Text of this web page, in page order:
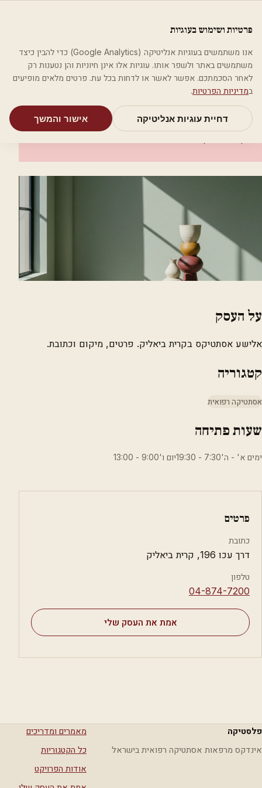
מאמריםקטגוריותחיפושאודות
בית קטגוריות אסתטיקה רפואית אלישע אסתטיקס
אסתטיקה רפואית
אלישע אסתטיקס
על העסק
אלישע אסתטיקס בקרית ביאליק. פרטים, מיקום וכתובת.
קטגוריה
אסתטיקה רפואית
שעות פתיחה
ימים א' - ה'7:30 - 19:30יום ו'9:00 - 13:00
פרטים
כתובת
דרך עכו 196, קרית ביאליק
טלפון
⁦04-874-7200⁩
אמת את העסק שלי
פלסטיקה
אינדקס מרפאות אסתטיקה רפואית בישראל
מאמרים ומדריכים
כל הקטגוריות
אודות הפרויקט
פרטיות ושימוש בעוגיות
אנו משתמשים בעוגיות אנליטיקה (Google Analytics) כדי להבין כיצד
משתמשים באתר ולשפר אותו. עוגיות אלו אינן חיוניות והן נטענות רק
לאחר הסכמתכם. אפשר לאשר או לדחות בכל עת. פרטים מלאים מופיעים
במדיניות הפרטיות.
דחיית עוגיות אנליטיקה אישור והמשך